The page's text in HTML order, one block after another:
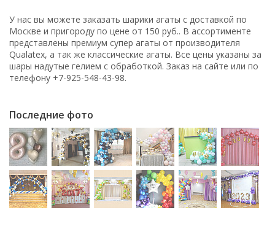
У нас вы можете заказать шарики агаты с доставкой по
Москве и пригороду по цене от 150 руб.. В ассортименте
представлены премиум супер агаты от производителя
Qualatex, а так же классические агаты. Все цены указаны за
шары надутые гелием с обработкой. Заказ на сайте или по
телефону +7-925-548-43-98.
Последние фото